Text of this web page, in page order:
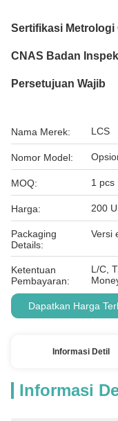
Sertifikasi Metrologi
CNAS Badan
Persetujuan Wajib
Nama Merek: LCS
Nomor Model:
MOQ: 1 pcs
Harga: 200
Packaging
Details:
Versi
Ketentuan
Pembayaran:
L/C,
Dapatkan Harga
Informasi Detil
Informasi